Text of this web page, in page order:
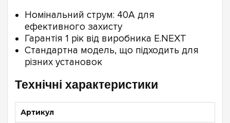
Номінальний струм: 40А для
ефективного захисту
Гарантія 1 рік від виробника E.NEXT
Стандартна модель, що підходить для
різних установок
Технічні характеристики
Артикул